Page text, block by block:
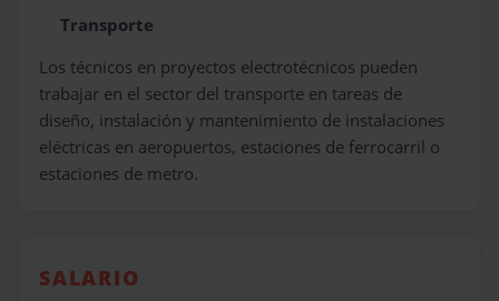
Transporte
Los técnicos en proyectos electrotécnicos pueden
trabajar en el sector del transporte en tareas de
diseño, instalación y mantenimiento de instalaciones
eléctricas en aeropuertos, estaciones de ferrocarril o
estaciones de metro.
SALARIO